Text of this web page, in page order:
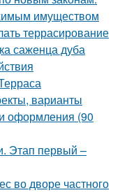
имуществом
террасирование
саженца дуба
варианты
оформления (90
Этап первый –
во дворе частного